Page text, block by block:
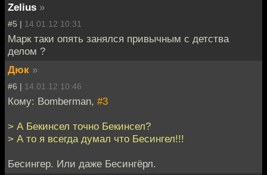
Zelius »
#5 | 14.01.12 10:31
Марк таки опять занялся привычным с детства
делом ?
Дюк »
#6 | 14.01.12 10:46
Кому: Bomberman, #3
> А Бекинсел точно Бекинсел?
> А то я всегда думал что Бесингел!!!
Бесингер. Или даже Бесингёрл.